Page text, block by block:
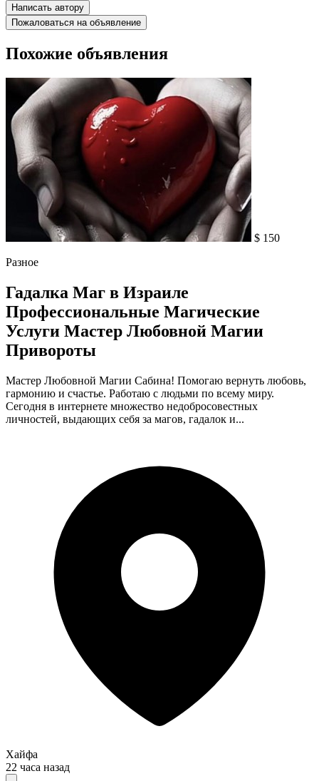
Написать автору
Пожаловаться на объявление
Похожие объявления
$ 150
Разное
Гадалка Маг в Израиле
Профессиональные Магические
Услуги Мастер Любовной Магии
Привороты
Мастер Любовной Магии Сабина! Помогаю вернуть любовь,
гармонию и счастье. Работаю с людьми по всему миру.
Сегодня в интернете множество недобросовестных
личностей, выдающих себя за магов, гадалок и...
Хайфа
22 часа назад